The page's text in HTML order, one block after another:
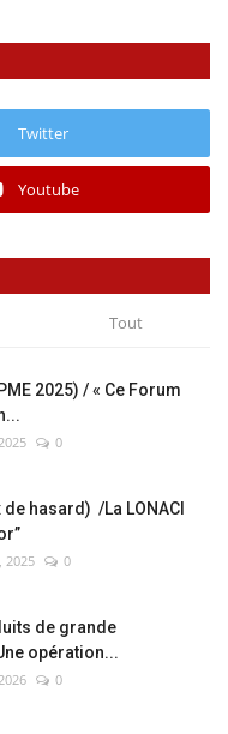
Twitter
Youtube
Tout
2025) / « Ce Forum
0
hasard) /La LONACI
2025 0
de grande
opération...
0